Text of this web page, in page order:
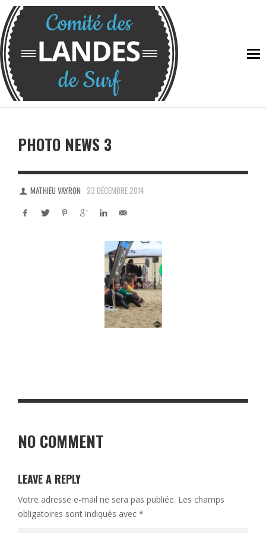
PHOTO NEWS 3
MATHIEU VAYRON 23 DÉCEMBRE 2014
NO COMMENT
LEAVE A REPLY
Votre adresse e-mail ne sera pas publiée. Les champs
obligatoires sont indiqués avec *